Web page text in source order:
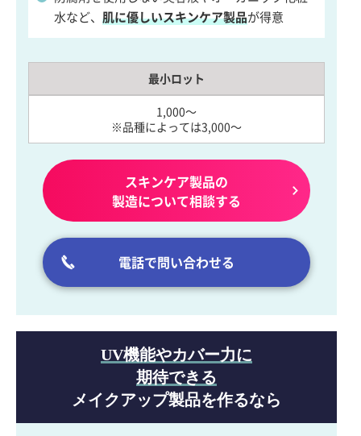
水など、 肌に優しいスキンケア製品が得意
最小ロット
1,000～
※品種によっては3,000～
スキンケア製品の
製造について相談する
電話で問い合わせる
UV機能やカバー力に
期待できる
メイクアップ製品を作るなら